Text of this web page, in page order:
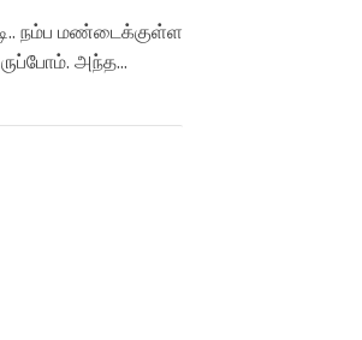
நம்ப மண்டைக்குள்ள
அந்த...